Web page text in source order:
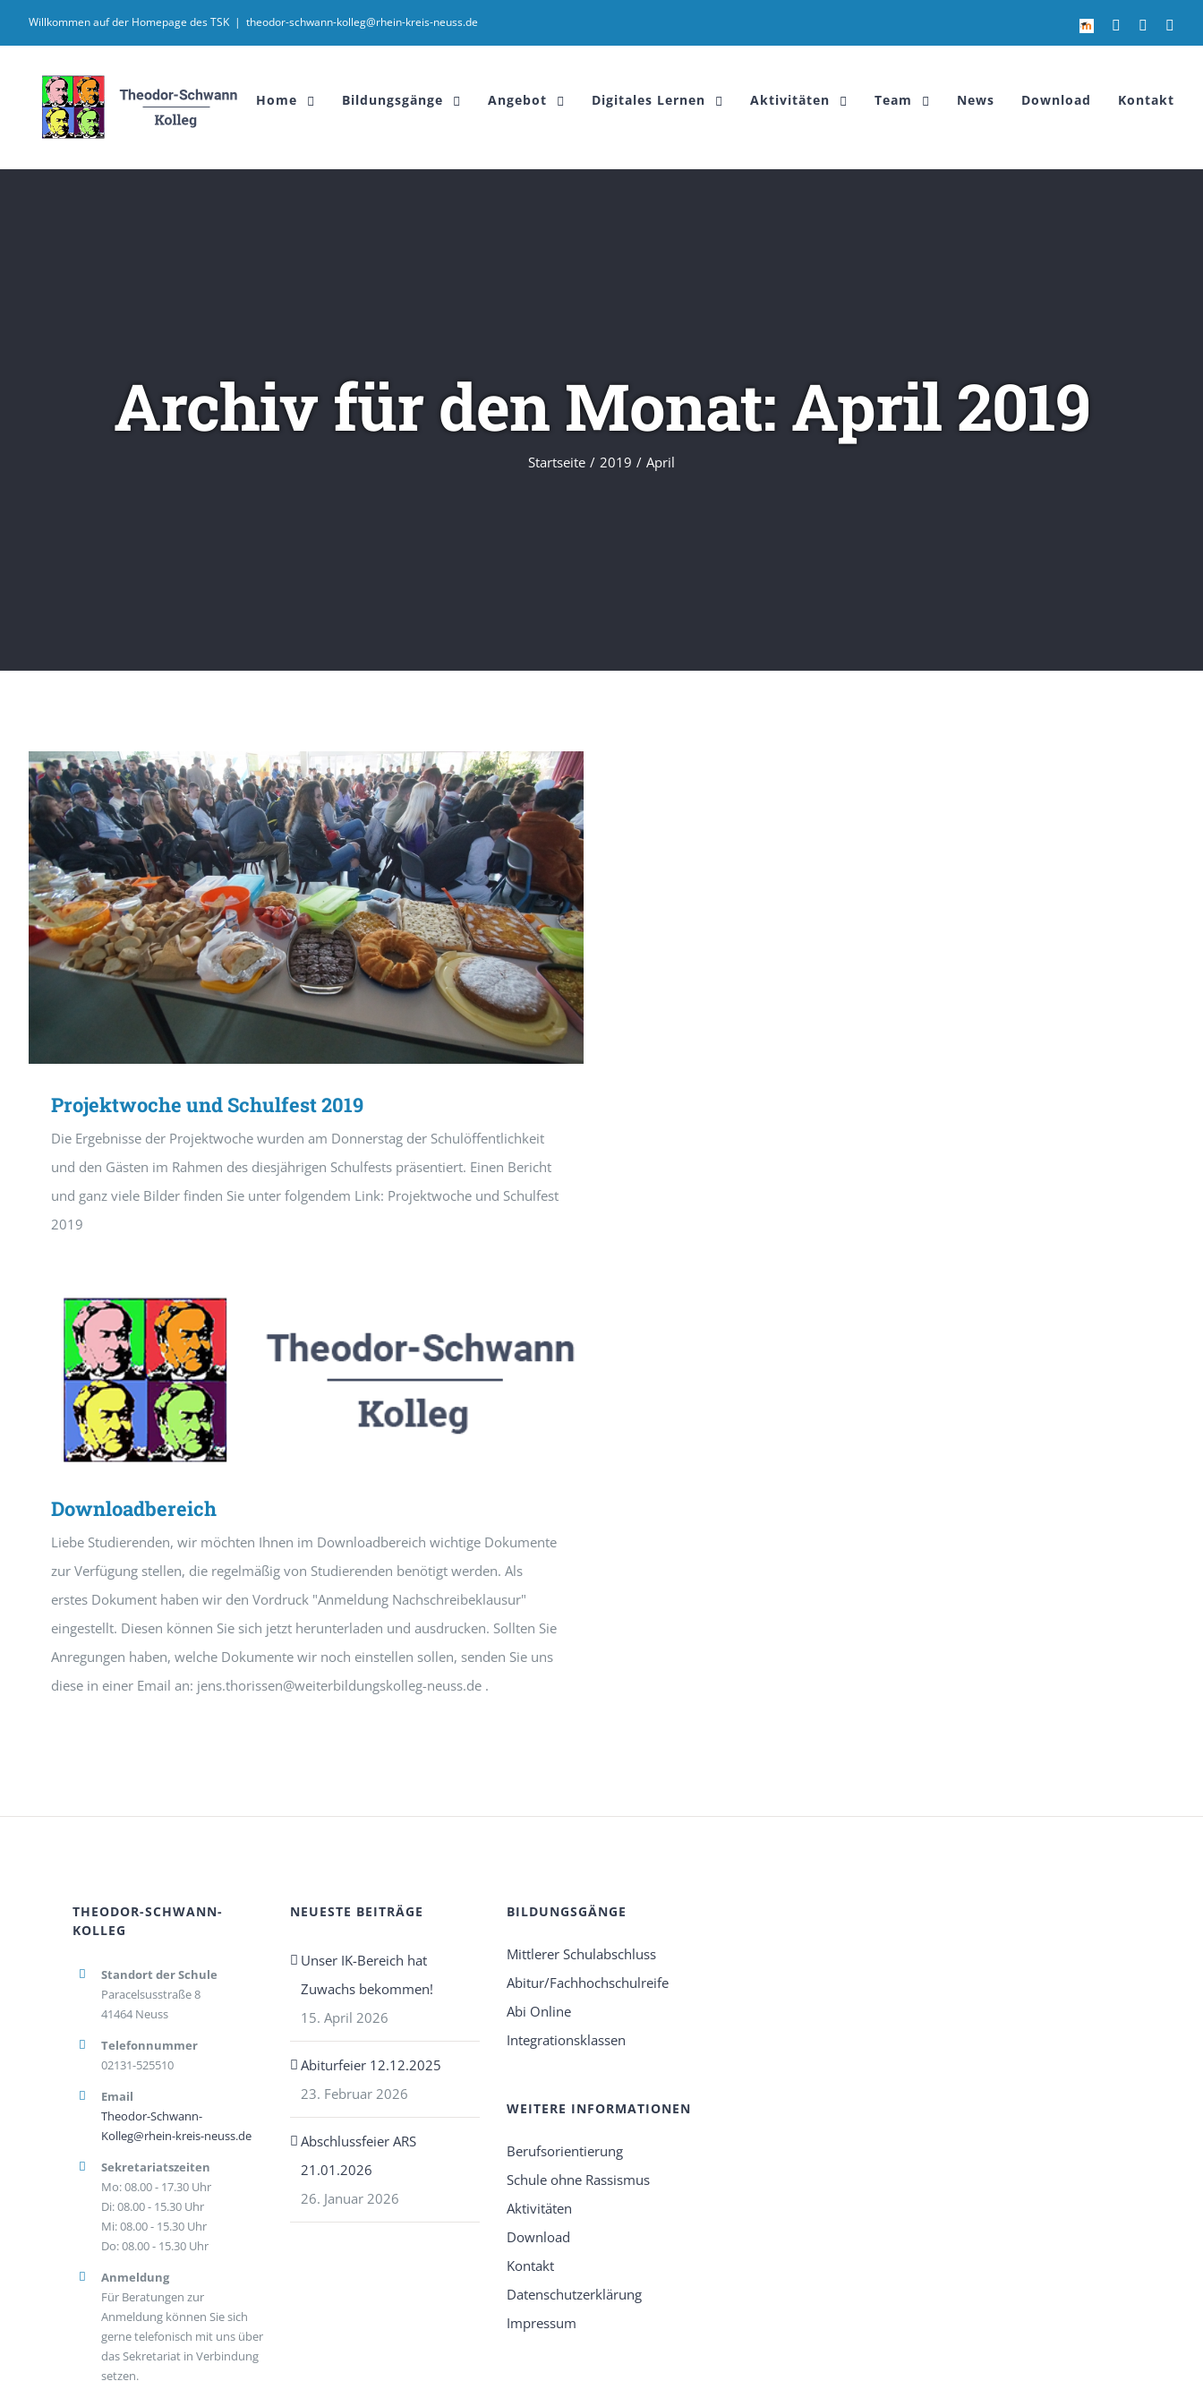
Willkommen auf der Homepage des TSK | theodor-schwann-kolleg@rhein-kreis-neuss.de Email Facebook
Home Bildungsgänge Angebot Digitales Lernen Aktivitäten Team News Download Kontakt
Archiv für den Monat: April 2019
Startseite / 2019 / April
Projektwoche und Schulfest 2019
Die Ergebnisse der Projektwoche wurden am Donnerstag der Schulöffentlichkeit
und den Gästen im Rahmen des diesjährigen Schulfests präsentiert. Einen Bericht
und ganz viele Bilder finden Sie unter folgendem Link: Projektwoche und Schulfest
2019
Downloadbereich
Liebe Studierenden, wir möchten Ihnen im Downloadbereich wichtige Dokumente
zur Verfügung stellen, die regelmäßig von Studierenden benötigt werden. Als
erstes Dokument haben wir den Vordruck "Anmeldung Nachschreibeklausur"
eingestellt. Diesen können Sie sich jetzt herunterladen und ausdrucken. Sollten Sie
Anregungen haben, welche Dokumente wir noch einstellen sollen, senden Sie uns
diese in einer Email an: jens.thorissen@weiterbildungskolleg-neuss.de .
THEODOR-SCHWANN-
KOLLEG
Standort der Schule
Paracelsusstraße 8
41464 Neuss
Telefonnummer
02131-525510
Email
Theodor-Schwann-
Kolleg@rhein-kreis-neuss.de
Sekretariatszeiten
Mo: 08.00 - 17.30 Uhr
Di: 08.00 - 15.30 Uhr
Mi: 08.00 - 15.30 Uhr
Do: 08.00 - 15.30 Uhr
Anmeldung
Für Beratungen zur
Anmeldung können Sie sich
gerne telefonisch mit uns über
das Sekretariat in Verbindung
setzen.
NEUESTE BEITRÄGE
Unser IK-Bereich hat
Zuwachs bekommen!
15. April 2026
Abiturfeier 12.12.2025
23. Februar 2026
Abschlussfeier ARS
21.01.2026
26. Januar 2026
BILDUNGSGÄNGE
Mittlerer Schulabschluss
Abitur/Fachhochschulreife
Abi Online
Integrationsklassen
WEITERE INFORMATIONEN
Berufsorientierung
Schule ohne Rassismus
Aktivitäten
Download
Kontakt
Datenschutzerklärung
Impressum